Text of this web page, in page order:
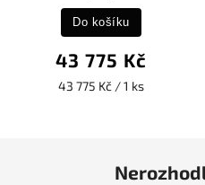
43 775 Kč
43 775 Kč / 1 ks
Do košíku